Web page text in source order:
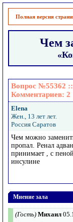
Полная версия
Чем
Вопрос №55362 ::
Комментариев: 2
Elena
Жен., 13 лет лет.
Россия Саратов
Чем можно
пропал. Ренал
принимает , с
инсулине
Мнение зала
(Гость) Михаил